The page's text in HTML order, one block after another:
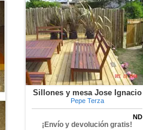
Sillones y mesa Jose Ignacio
Pepe Terza
ND
¡Envío y devolución gratis!